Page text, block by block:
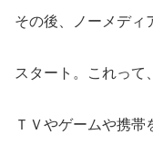
その後、ノーメディ
スタート。これって
ＴＶやゲームや携帯